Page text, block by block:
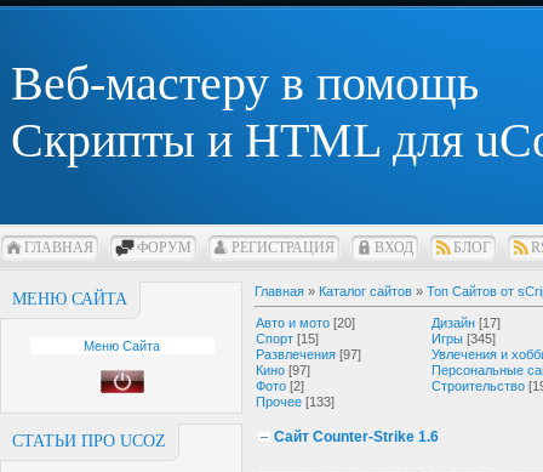
Веб-мастеру в помощь
Скрипты и HTML для
ГЛАВНАЯ ФОРУМ РЕГИСТРАЦИЯ ВХОД БЛОГ
МЕНЮ САЙТА
Меню Сайта
СТАТЬИ ПРО UCOZ
Главная » Каталог сайтов » Топ Сайтов от
Авто и мото [20] Дизайн [17]
Спорт [15] Игры [345]
Развлечения [97]
Увлечения и
Кино [97]
Персональные
Фото [2] Строительство
Прочее [133]
Сайт Counter-Strike 1.6